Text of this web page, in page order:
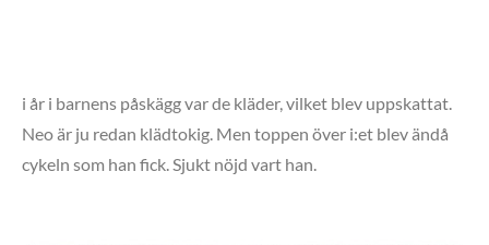
i år i barnens påskägg var de kläder, vilket blev uppskattat.
Neo är ju redan klädtokig. Men toppen över i:et blev ändå
cykeln som han fick. Sjukt nöjd vart han.